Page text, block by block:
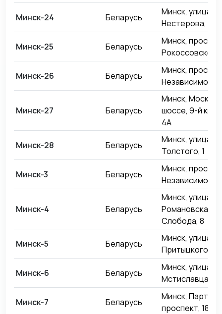
Минск-24 Беларусь
Минск, улица
Нестерова, 49
Минск-25 Беларусь
Минск,
Минск-26 Беларусь
Минск,
Минск-27 Беларусь
Минск,
шоссе, 9-й
4А
Минск-28 Беларусь
Минск, улица
Толстого, 1
Минск-3 Беларусь
Минск,
Минск-4 Беларусь
Минск, улица
Романовская
Слобода, 8
Минск-5 Беларусь
Минск, улица
Притыцкого, 93
Минск-6 Беларусь
Минск, улица
Мстиславца, 11
Минск-7 Беларусь
Минск,
проспект, 182